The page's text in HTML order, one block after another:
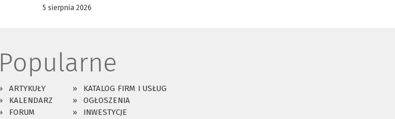
5 sierpnia 2026
Popularne
ARTYKUŁY
KATALOG FIRM I USŁUG
KALENDARZ
OGŁOSZENIA
FORUM
INWESTYCJE